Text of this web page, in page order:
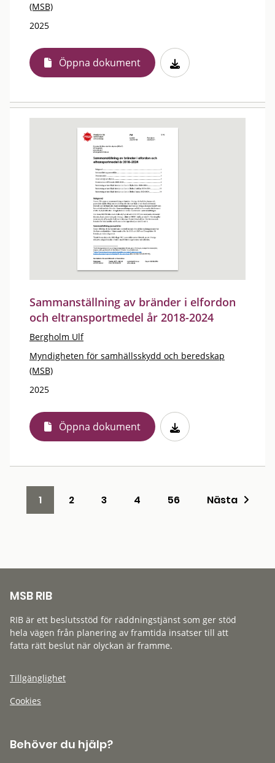
(MSB)
2025
Öppna dokument
Sammanställning av bränder i elfordon
och eltransportmedel år 2018-2024
Bergholm Ulf
Myndigheten för samhällsskydd och beredskap
(MSB)
2025
Öppna dokument
1 2 3 4 56 Nästa
MSB RIB
RIB är ett beslutsstöd för räddningstjänst som ger stöd
hela vägen från planering av framtida insatser till att
fatta rätt beslut när olyckan är framme.
Tillgänglighet
Cookies
Behöver du hjälp?